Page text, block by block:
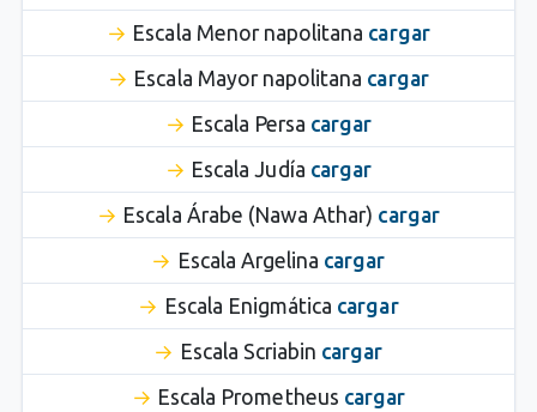
Escala Menor napolitana cargar
Escala Mayor napolitana cargar
Escala Persa cargar
Escala Judía cargar
Escala Árabe (Nawa Athar) cargar
Escala Argelina cargar
Escala Enigmática cargar
Escala Scriabin cargar
Escala Prometheus cargar